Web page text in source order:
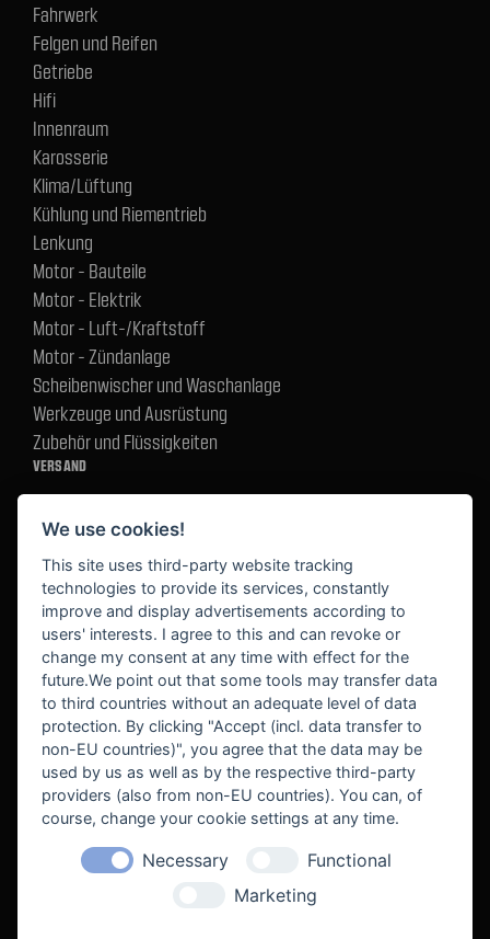
Fahrwerk
Felgen und Reifen
Getriebe
Hifi
Innenraum
Karosserie
Klima/Lüftung
Kühlung und Riementrieb
Lenkung
Motor - Bauteile
Motor - Elektrik
Motor - Luft-/Kraftstoff
Motor - Zündanlage
Scheibenwischer und Waschanlage
Werkzeuge und Ausrüstung
Zubehör und Flüssigkeiten
VERSAND
BEKANNT AUS
We use cookies!
This site uses third-party website tracking
technologies to provide its services, constantly
improve and display advertisements according to
users' interests. I agree to this and can revoke or
change my consent at any time with effect for the
future.We point out that some tools may transfer data
to third countries without an adequate level of data
protection. By clicking "Accept (incl. data transfer to
non-EU countries)", you agree that the data may be
used by us as well as by the respective third-party
providers (also from non-EU countries). You can, of
course, change your cookie settings at any time.
Necessary
Functional
Marketing